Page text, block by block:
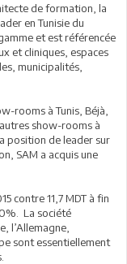
de formation, la
en Tunisie du
et est référencée
et cliniques, espaces
municipalités,
rooms à Tunis, Béjà,
show-rooms à
position de leader sur
SAM a acquis une
contre 11,7 MDT à fin
La société
l’Allemagne,
sont essentiellement